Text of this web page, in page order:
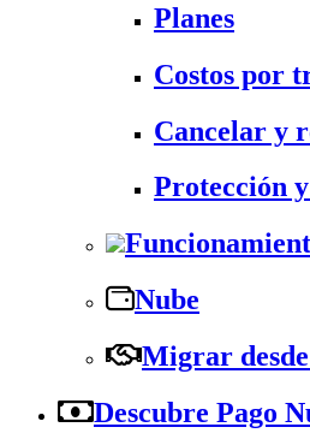
Planes
Costos por
Cancelar y
Protección
Nube
Migrar
Descubre Pago